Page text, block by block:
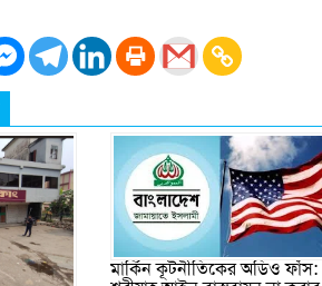
মার্কিন কূটনীতিকের অডিও ফাঁস: